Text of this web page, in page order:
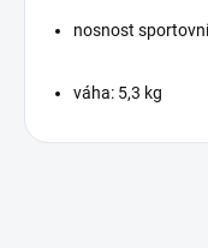
nosnost
váha: 5,3 kg